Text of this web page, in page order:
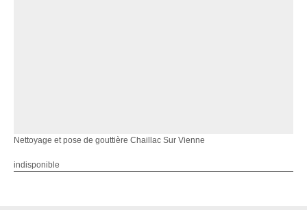
Nettoyage et pose de gouttière Chaillac Sur Vienne
indisponible